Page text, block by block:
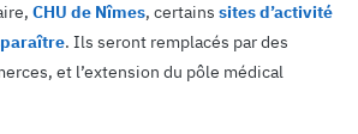
CHU de Nîmes, certains sites d’activité
. Ils seront remplacés par des
et l’extension du pôle médical